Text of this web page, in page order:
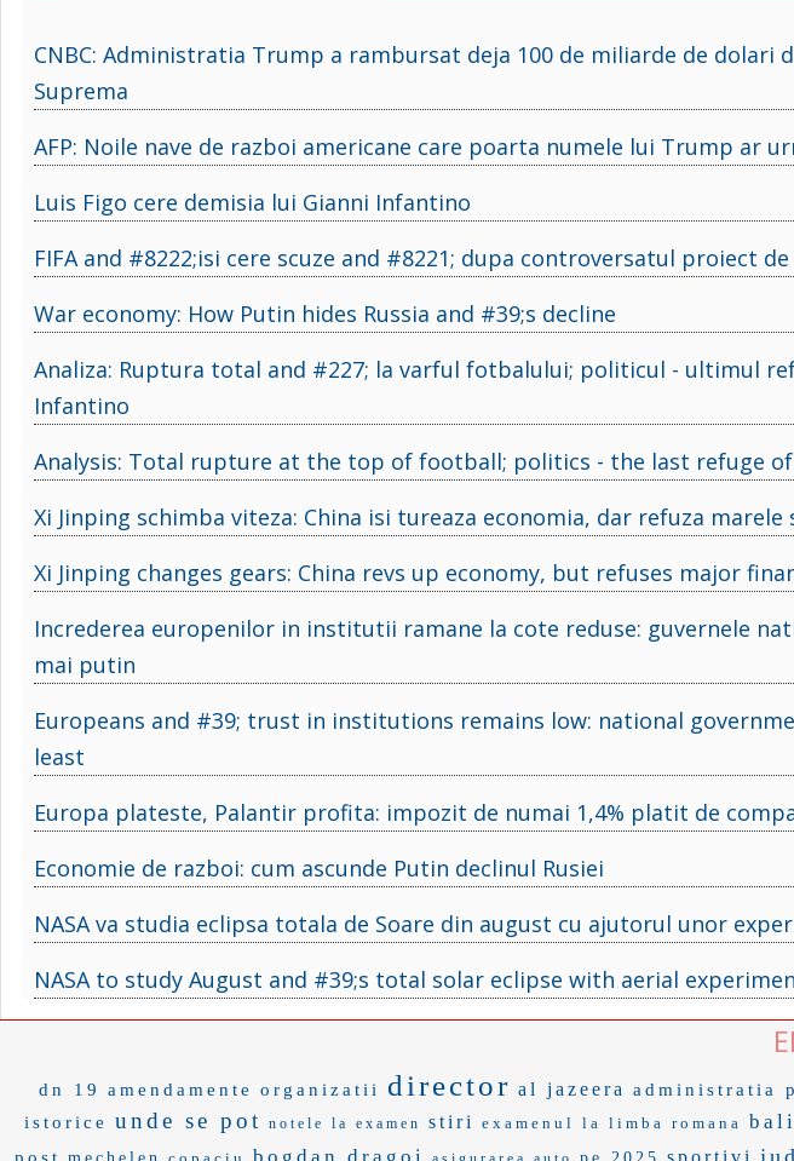
CNBC: Administratia Trump a rambursat deja 100 de miliarde de dolari
Suprema
AFP: Noile nave de razboi americane care poarta numele lui Trump ar
Luis Figo cere demisia lui Gianni Infantino
FIFA and #8222;isi cere scuze and #8221; dupa controversatul proiect
War economy: How Putin hides Russia and #39;s decline
Analiza: Ruptura total and #227; la varful fotbalului; politicul - ultimul
Infantino
Analysis: Total rupture at the top of football; politics - the last refuge of
Xi Jinping schimba viteza: China isi tureaza economia, dar refuza marele
Xi Jinping changes gears: China revs up economy, but refuses major
Increderea europenilor in institutii ramane la cote reduse: guvernele
mai putin
Europeans and #39; trust in institutions remains low: national
least
Europa plateste, Palantir profita: impozit de numai 1,4% platit de
Economie de razboi: cum ascunde Putin declinul Rusiei
NASA va studia eclipsa totala de Soare din august cu ajutorul unor
NASA to study August and #39;s total solar eclipse with aerial
dn 19 amendamente organizatii director al jazeera administratia
istorice
unde se pot notele la examen stiri examenul la limba romana
post
bogdan dragoi sportivi